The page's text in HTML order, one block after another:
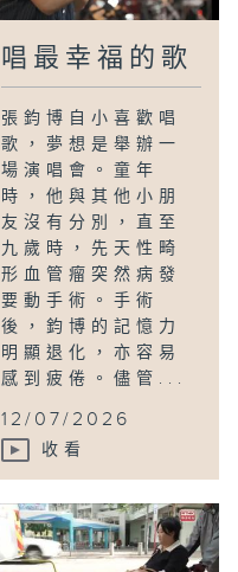
唱最幸福的歌
張鈞博自小喜歡唱
歌，夢想是舉辦一
場演唱會。童年
時，他與其他小朋
友沒有分別，直至
九歲時，先天性畸
形血管瘤突然病發
要動手術。手術
後，鈞博的記憶力
明顯退化，亦容易
感到疲倦。儘管...
12/07/2026
收看